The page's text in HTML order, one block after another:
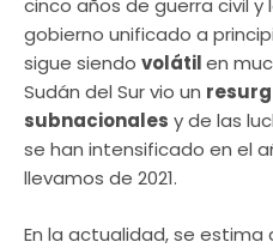
cinco años de guerra civil y
gobierno unificado a
sigue siendo volátilen
Sudán del Sur vio un
subnacionales y de las
se han intensificado en el
llevamos de 2021.
En la actualidad, se estima